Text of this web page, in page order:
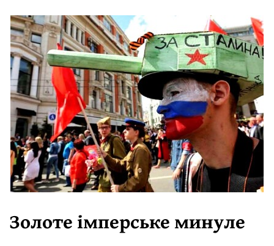
Золоте імперське минуле